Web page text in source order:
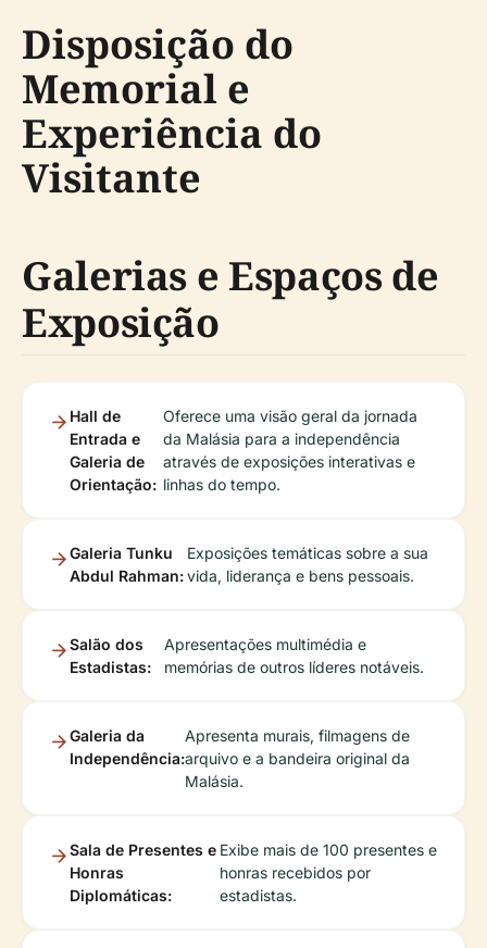
Disposição do
Memorial e
Experiência do
Visitante
Galerias e Espaços de
Exposição
Hall de
Entrada e
Galeria de
Orientação:
Oferece uma visão geral da jornada
da Malásia para a independência
através de exposições interativas e
linhas do tempo.
Galeria Tunku
Abdul Rahman:
Exposições temáticas sobre a sua
vida, liderança e bens pessoais.
Salão dos
Estadistas:
Apresentações multimédia e
memórias de outros líderes notáveis.
Galeria da
Independência:
Apresenta murais, filmagens de
arquivo e a bandeira original da
Malásia.
Sala de Presentes e
Honras
Diplomáticas:
Exibe mais de 100 presentes e
honras recebidos por
estadistas.